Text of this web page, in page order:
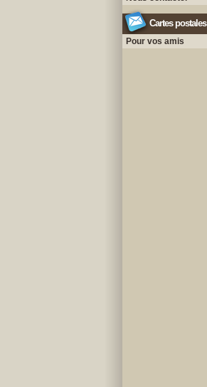
Cartes postales
Pour vos amis